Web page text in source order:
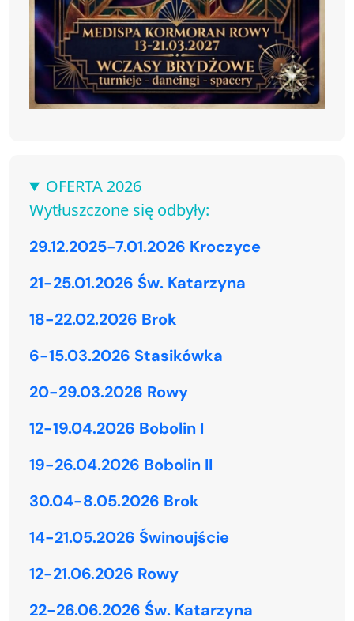
OFERTA 2026
Wytłuszczone się odbyły:
29.12.2025-7.01.2026 Kroczyce
21-25.01.2026 Św. Katarzyna
18-22.02.2026 Brok
6-15.03.2026 Stasikówka
20-29.03.2026 Rowy
12-19.04.2026 Bobolin I
19-26.04.2026 Bobolin II
30.04-8.05.2026 Brok
14-21.05.2026 Świnoujście
12-21.06.2026 Rowy
22-26.06.2026 Św. Katarzyna